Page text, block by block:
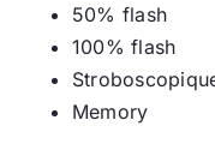
50% flash
100% flash
Memory